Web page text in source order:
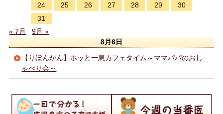
24
25 26 27 28 29
30
31
« 7月
9月 »
8月6日
【りぼんかん】ホッと一息カフェタイム～ママパパのおし
ゃべり会～